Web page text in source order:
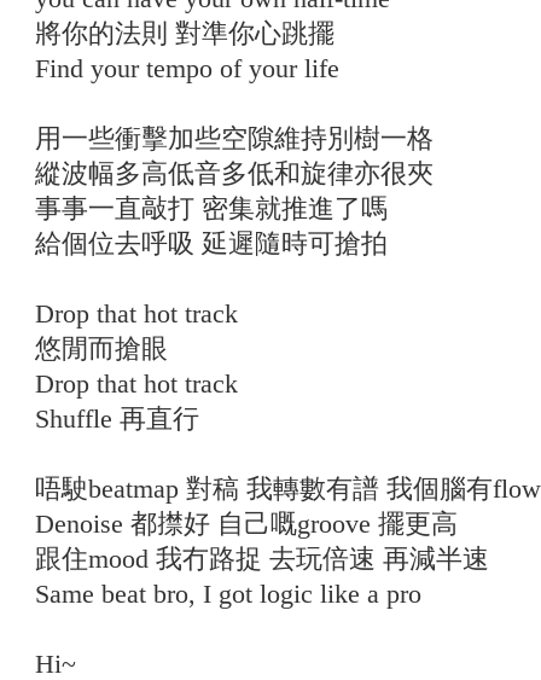
將你的法則 對準你心跳擺
Find your tempo of your life
用一些衝擊加些空隙維持別樹一格
縱波幅多高低音多低和旋律亦很夾
事事一直敲打 密集就推進了嗎
給個位去呼吸 延遲隨時可搶拍
Drop that hot track
悠閒而搶眼
Drop that hot track
Shuffle 再直行
唔駛beatmap 對稿 我轉數有譜 我個腦有flow
Denoise 都㩒好 自己嘅groove 擺更高
跟住mood 我冇路捉 去玩倍速 再減半速
Same beat bro, I got logic like a pro
Hi~